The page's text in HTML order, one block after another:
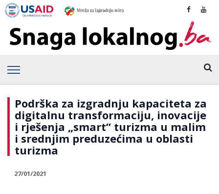
Podrška za izgradnju kapaciteta za
digitalnu transformaciju, inovacije
i rješenja „smart” turizma u malim
i srednjim preduzećima u oblasti
turizma
27/01/2021